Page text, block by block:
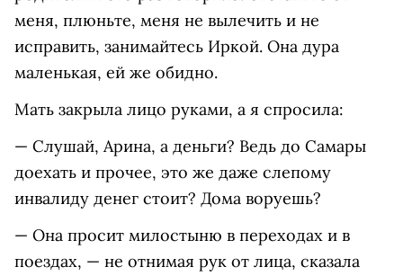
меня, плюньте, меня не вылечить и не
исправить, занимайтесь Иркой. Она дура
маленькая, ей же обидно.
Мать закрыла лицо руками, а я спросила:
— Слушай, Арина, а деньги? Ведь до Самары
доехать и прочее, это же даже слепому
инвалиду денег стоит? Дома воруешь?
— Она просит милостыню в переходах и в
поездах, — не отнимая рук от лица, сказала